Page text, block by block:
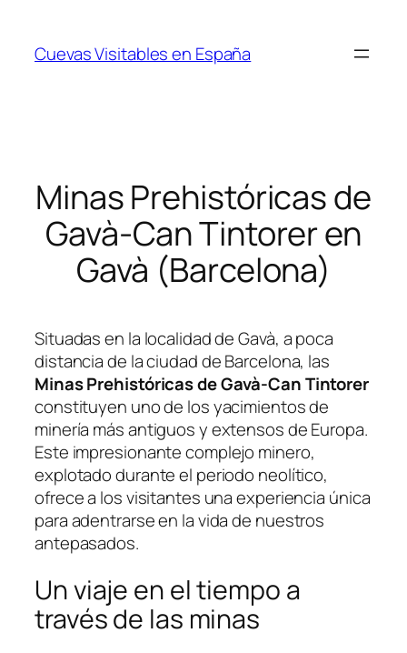
contenido
Cuevas Visitables en España
Minas Prehistóricas de
Gavà-Can Tintorer en
Gavà (Barcelona)
Situadas en la localidad de Gavà, a poca
distancia de la ciudad de Barcelona, las
Minas Prehistóricas de Gavà-Can Tintorer
constituyen uno de los yacimientos de
minería más antiguos y extensos de Europa.
Este impresionante complejo minero,
explotado durante el periodo neolítico,
ofrece a los visitantes una experiencia única
para adentrarse en la vida de nuestros
antepasados.
Un viaje en el tiempo a
través de las minas